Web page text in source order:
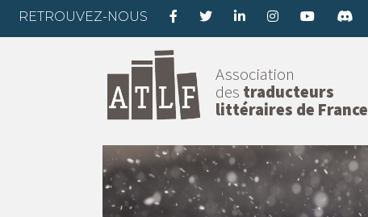
RETROUVEZ-NOUS
Association
des traducteurs
littéraires de France